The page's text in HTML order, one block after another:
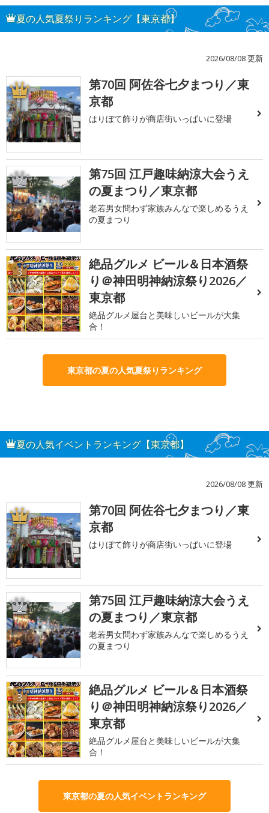
夏の人気夏祭りランキング【東京都】
2026/08/08 更新
1
第70回 阿佐谷七夕まつり／東
京都
はりぼて飾りが商店街いっぱいに登場
2
第75回 江戸趣味納涼大会うえ
の夏まつり／東京都
老若男女問わず家族みんなで楽しめるうえ
の夏まつり
3
絶品グルメ ビール＆日本酒祭
り＠神田明神納涼祭り2026／
東京都
絶品グルメ屋台と美味しいビールが大集
合！
東京都の夏の人気夏祭りランキング
夏の人気イベントランキング【東京都】
2026/08/08 更新
1
第70回 阿佐谷七夕まつり／東
京都
はりぼて飾りが商店街いっぱいに登場
2
第75回 江戸趣味納涼大会うえ
の夏まつり／東京都
老若男女問わず家族みんなで楽しめるうえ
の夏まつり
3
絶品グルメ ビール＆日本酒祭
り＠神田明神納涼祭り2026／
東京都
絶品グルメ屋台と美味しいビールが大集
合！
東京都の夏の人気イベントランキング